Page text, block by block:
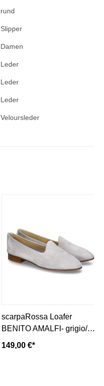
rund
Slipper
Damen
Leder
Leder
Leder
Veloursleder
scarpaRossa Loafer
BENITO AMALFI- grigio/
hellgrau
149,00 €*